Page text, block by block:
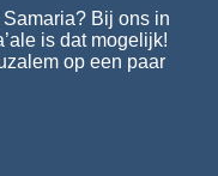
Bij ons in
is dat mogelijk!
op een paar